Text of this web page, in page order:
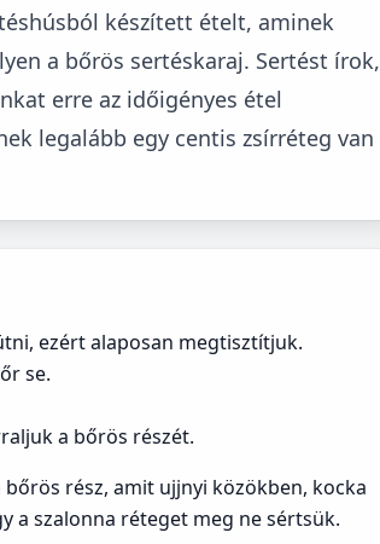
készített ételt, aminek
a bőrös sertéskaraj. Sertést írok,
erre az időigényes étel
legalább egy centis zsírréteg van
ezért alaposan megtisztítjuk.
se.
a bőrös részét.
rész, amit ujjnyi közökben, kocka
a szalonna réteget meg ne sértsük.